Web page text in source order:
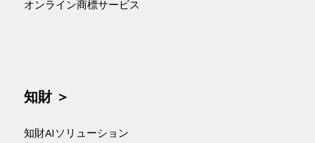
オンライン商標サービス
知財 ＞
知財AIソリューション